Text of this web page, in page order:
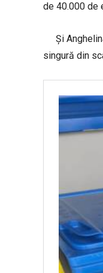
de 40.000 de
Și
singură din